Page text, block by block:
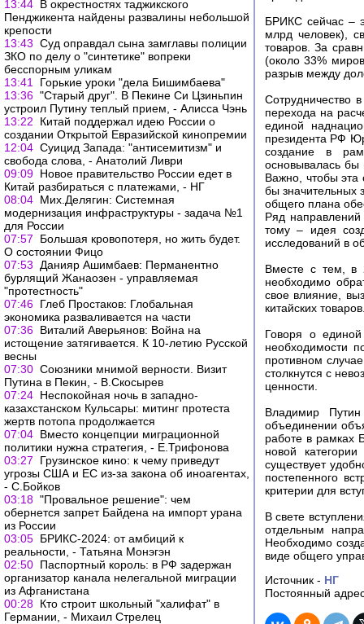
13:44 В окрестностях таджикского
Пенджикента найдены развалины небольшой
крепости
13:43 Суд оправдал сына замглавы полиции
ЗКО по делу о "синтетике" вопреки
бесспорным уликам
13:41
Горькие уроки "дела Бишимбаева"
13:36 "Старый друг". В Пекине Си Цзиньпин
устроил Путину теплый прием, - Алисса Чэнь
13:22
Китай поддержал идею России о
создании Открытой Евразийской кинопремии
12:04 Суицид Запада: "антисемитизм" и
свобода слова, - Анатолий Ливри
09:09 Новое правительство России едет в
Китай разбираться с платежами, - НГ
08:04 Мих.Делягин: Системная
модернизация инфраструктуры - задача №1
для России
07:57
Большая кровопотеря, но жить будет.
О состоянии Фицо
07:53
Данияр Ашимбаев: Перманентно
бурлящий Жанаозен - управляемая
"протестность"
07:46 Глеб Простаков: Глобальная
экономика разваливается на части
07:36 Виталий Аверьянов: Война на
истощение затягивается. К 10-летию Русской
весны
07:30 Союзники мнимой верности. Визит
Путина в Пекин, - В.Скосырев
07:24 Неспокойная ночь в западно-
казахстанском Кульсары: митинг протеста
жертв потопа продолжается
07:04 Вместо концепции миграционной
политики нужна стратегия, - Е.Трифонова
03:27
Грузинское кино: к чему приведут
угрозы США и ЕС из-за закона об иноагентах,
- С.Бойков
03:18 "Провальное решение": чем
обернется запрет Байдена на импорт урана
из России
03:05 БРИКС-2024: от амбиций к
реальности, - Татьяна Монэгэн
02:50 Паспортный король: в РФ задержан
организатор канала нелегальной миграции
из Афганистана
00:28 Кто строит школьный "халифат" в
Германии, - Михаил Стрелец
БРИКС сейчас –
млрд человек),
товаров. За
(около 33%
разрыв между
Сотрудничество
перехода на
единой
президента РФ
создание в
основывалась бы
Важно, чтобы эта
бы значительных
общего плана
Ряд
тому – идея
исследований в
Вместе с тем, в
необходимо
свое влияние,
китайских
Говоря о
необходимости
противном
столкнутся с
ценности.
Владимир
объединении
работе в рамках
новой
существует
постепенного
критерии для
В свете
отдельным
Необходимо
виде общего
Источник - НГ
Постоянный